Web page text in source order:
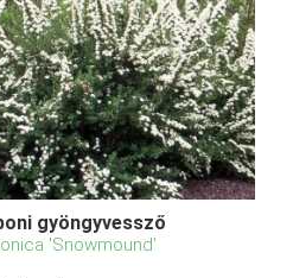
gyöngyvessző
'Snowmound'